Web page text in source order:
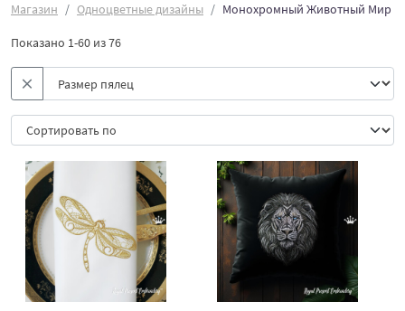
Магазин Одноцветные дизайны Монохромный Животный Мир
Показано 1-60 из 76